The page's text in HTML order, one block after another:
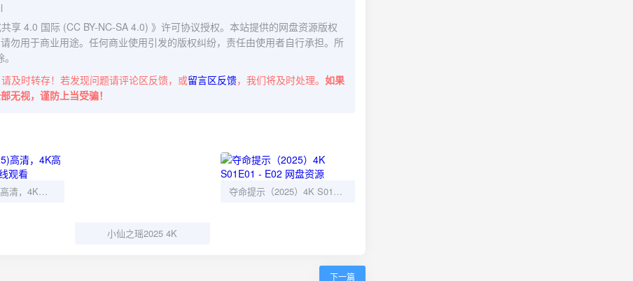
享 4.0 国际 (CC BY-NC-SA 4.0) 》许可协议授权。本站提供的网盘资源版权
勿用于商业用途。任何商业使用引发的版权纠纷，责任由使用者自行承担。所
及时转存！若发现问题请评论区反馈，或留言区反馈，我们将及时处理。 如果
无视，谨防上当受骗！
芬芳喜事(2025)高清，4K高码率古装喜剧在线观看
小仙之瑶2025 4K
夺命提示（2025）4K S01E01 - E02 网盘资源
下一篇